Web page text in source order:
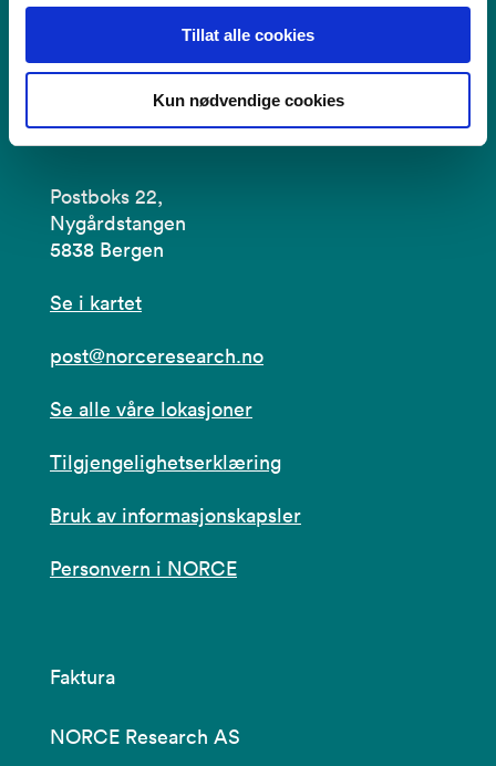
Tillat alle cookies
Kun nødvendige cookies
Kontakt
Postboks 22,
Nygårdstangen
5838 Bergen
Se i kartet
post@norceresearch.no
Se alle våre lokasjoner
Tilgjengelighetserklæring
Bruk av informasjonskapsler
Personvern i NORCE
Faktura
NORCE Research AS